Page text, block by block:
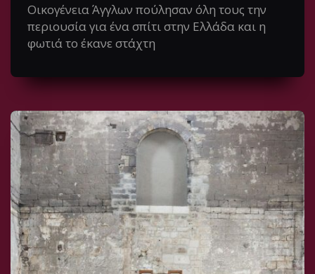
Οικογένεια Άγγλων πούλησαν όλη τους την
περιουσία για ένα σπίτι στην Ελλάδα και η
φωτιά το έκανε στάχτη